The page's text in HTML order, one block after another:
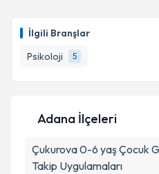
İlgili Branşlar
Psikoloji
5
takvim hazırlandığında
E-posta Adresiniz
Metni'ni okudum ve
kapsamda
Adana İlçeleri
Çukurova0-6 yaş Çocuk
Takip Uygulamaları